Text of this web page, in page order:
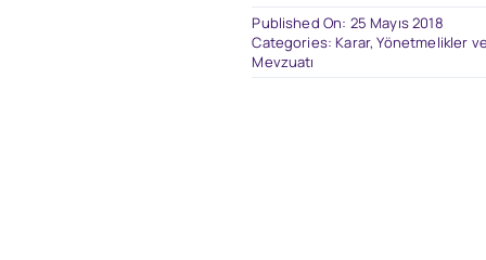
Published On: 25 Mayıs 2018
Categories: Karar, Yönetmelikler
Mevzuatı